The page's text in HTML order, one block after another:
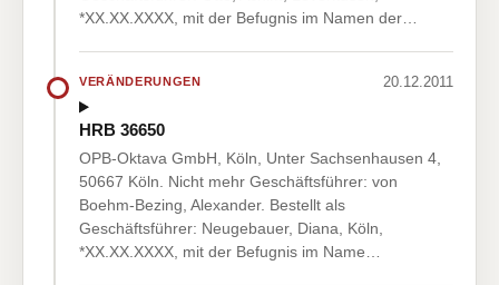
*XX.XX.XXXX, mit der Befugnis im Namen der…
VERÄNDERUNGEN 20.12.2011
HRB 36650
OPB-Oktava GmbH, Köln, Unter Sachsenhausen 4,
50667 Köln. Nicht mehr Geschäftsführer: von
Boehm-Bezing, Alexander. Bestellt als
Geschäftsführer: Neugebauer, Diana, Köln,
*XX.XX.XXXX, mit der Befugnis im Name…